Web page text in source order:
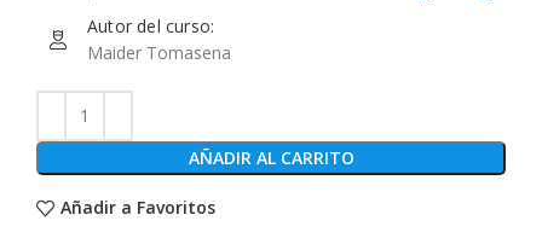
para-anuncios-oficial/
Autor del curso:
Maider Tomasena
AÑADIR AL CARRITO
Añadir a Favoritos